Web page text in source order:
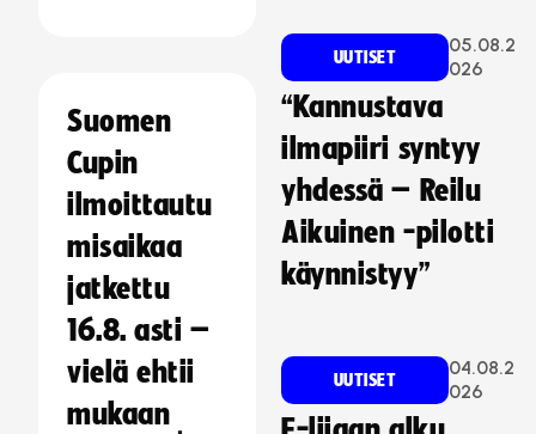
Suomen
Cupin
ilmoittautu
misaikaa
jatkettu
16.8. asti –
vielä ehtii
mukaan
UUTISET
05.08.2
026
“Kannustava
ilmapiiri syntyy
yhdessä – Reilu
Aikuinen -pilotti
käynnistyy”
UUTISET
04.08.2
026